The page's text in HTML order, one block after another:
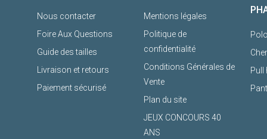
Nous contacter
Foire Aux Questions
Guide des tailles
Livraison et retours
Paiement sécurisé
Mentions légales
Politique de
confidentialité
Conditions Générales de
Vente
Plan du site
JEUX CONCOURS 40
ANS
Pull